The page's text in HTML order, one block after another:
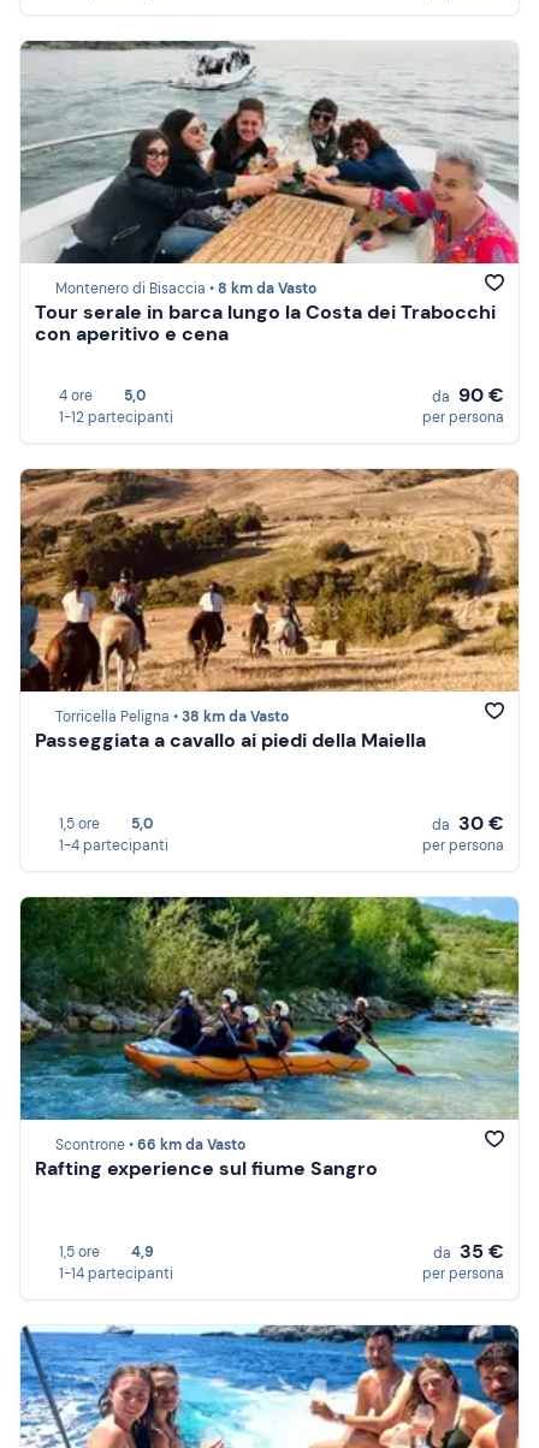
Montenero di Bisaccia •8 km da Vasto
Tour serale in barca lungo la Costa dei Trabocchi
con aperitivo e cena
4 ore
5,0
1-12 partecipanti
da 90 €
per persona
Torricella Peligna •38 km da Vasto
Passeggiata a cavallo ai piedi della Maiella
1,5 ore
5,0
1-4 partecipanti
da 30 €
per persona
Scontrone •66 km da Vasto
Rafting experience sul fiume Sangro
1,5 ore
4,9
1-14 partecipanti
da 35 €
per persona